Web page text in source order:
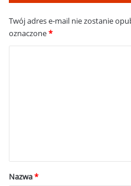
Twój adres e-mail nie zostanie
oznaczone*
a
rNazwa*